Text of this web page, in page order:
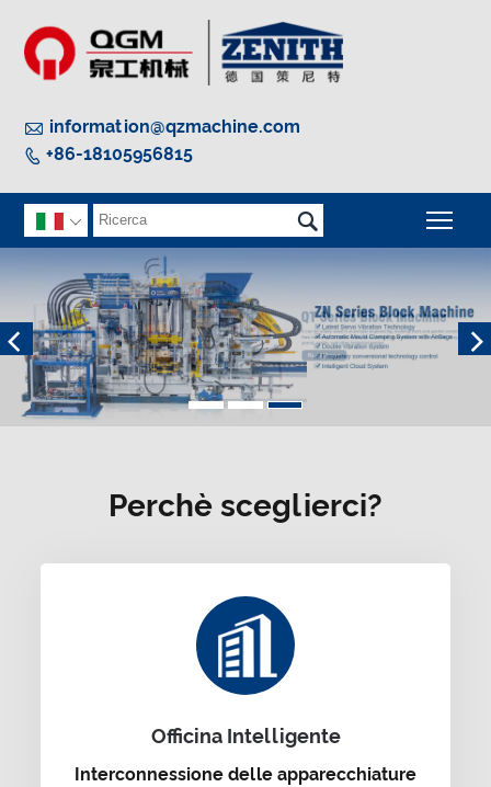
 information@qzmachine.com
 +86-18105956815
 
Perchè sceglierci?
Officina Intelligente
Interconnessione delle apparecchiature